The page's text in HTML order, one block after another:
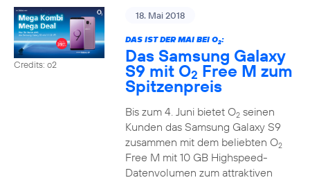
Credits: o2
18. Mai 2018
DAS IST DER MAI BEI O2:
Das Samsung Galaxy
S9 mit O2 Free M zum
Spitzenpreis
Bis zum 4. Juni bietet O2seinen
Kunden das Samsung Galaxy S9
zusammen mit dem beliebten O2
Free M mit 10 GB Highspeed-
Datenvolumen zum attraktiven